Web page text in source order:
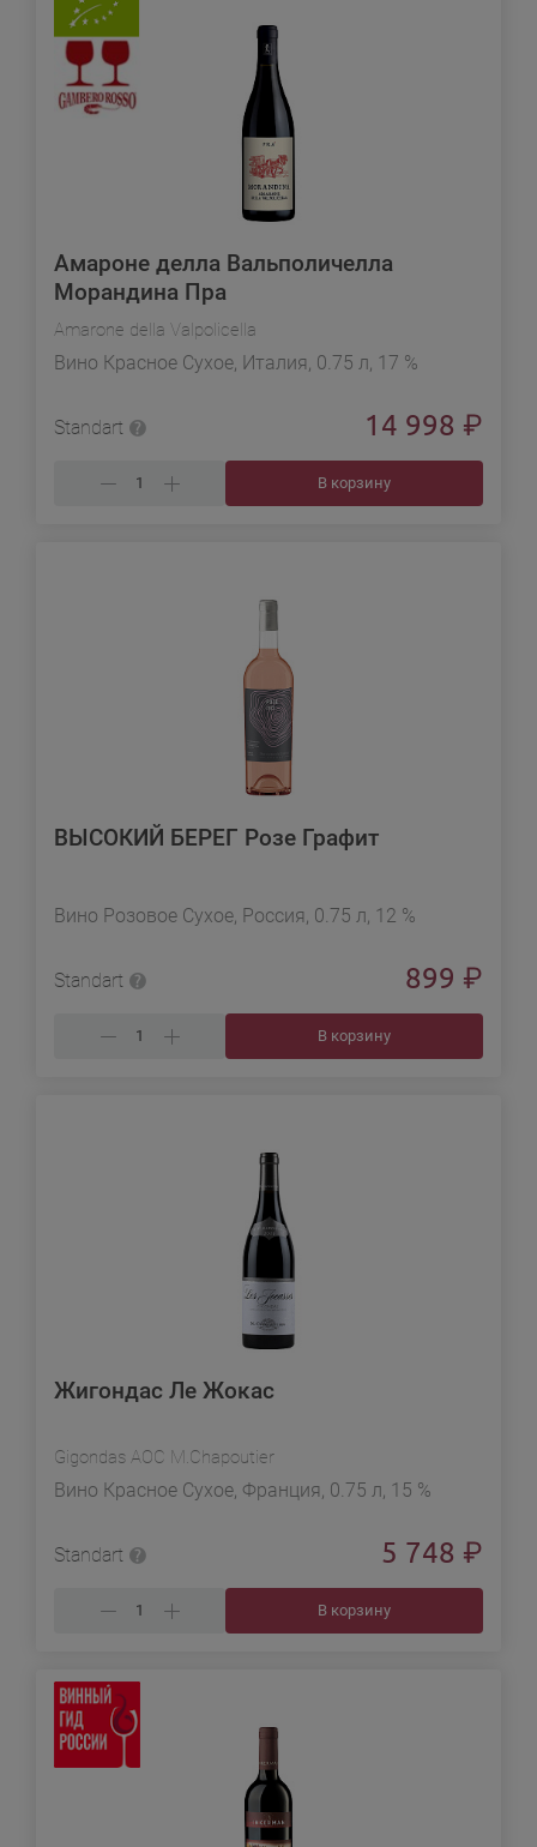
Амароне делла Вальполичелла
Морандина Пра
Amarone della Valpolicella
Вино Красное Сухое, Италия, 0.75 л, 17 %
Standart 14 998 ₽
В корзину
ВЫСОКИЙ БЕРЕГ Розе Графит
Вино Розовое Сухое, Россия, 0.75 л, 12 %
Standart 899 ₽
В корзину
Жигондас Ле Жокас
Gigondas AOC M.Chapoutier
Вино Красное Сухое, Франция, 0.75 л, 15 %
Standart 5 748 ₽
В корзину